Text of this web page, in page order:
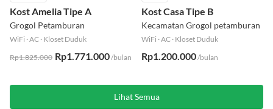
Kost Amelia Tipe A
Grogol Petamburan
WiFi ·AC · Kloset Duduk
Rp1.825.000 Rp1.771.000/bulan
Kost Casa Tipe B
Kecamatan Grogol petamburan
WiFi ·AC · Kloset Duduk
Rp1.200.000/bulan
Lihat Semua